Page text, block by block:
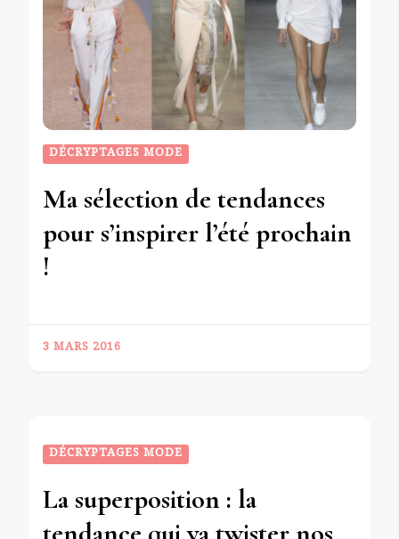
DÉCRYPTAGES MODE
Ma sélection de tendances
pour s’inspirer l’été prochain
!
3 MARS 2016
DÉCRYPTAGES MODE
La superposition : la